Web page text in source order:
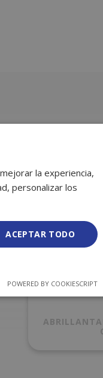
la experiencia,
personalizar los
ACEPTAR TODO
POWERED BY COOKIESCRIPT